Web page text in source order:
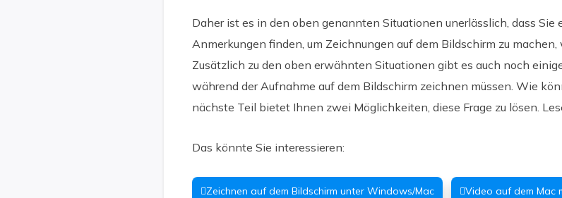
Daher ist es in den oben genannten Situationen unerlässlich, dass
Anmerkungen finden, um Zeichnungen auf dem Bildschirm zu
Zusätzlich zu den oben erwähnten Situationen gibt es auch noch
während der Aufnahme auf dem Bildschirm zeichnen müssen. Wie
nächste Teil bietet Ihnen zwei Möglichkeiten, diese Frage zu lösen.
Das könnte Sie interessieren:
Zeichnen auf dem Bildschirm unter Windows/Mac Video auf dem Mac